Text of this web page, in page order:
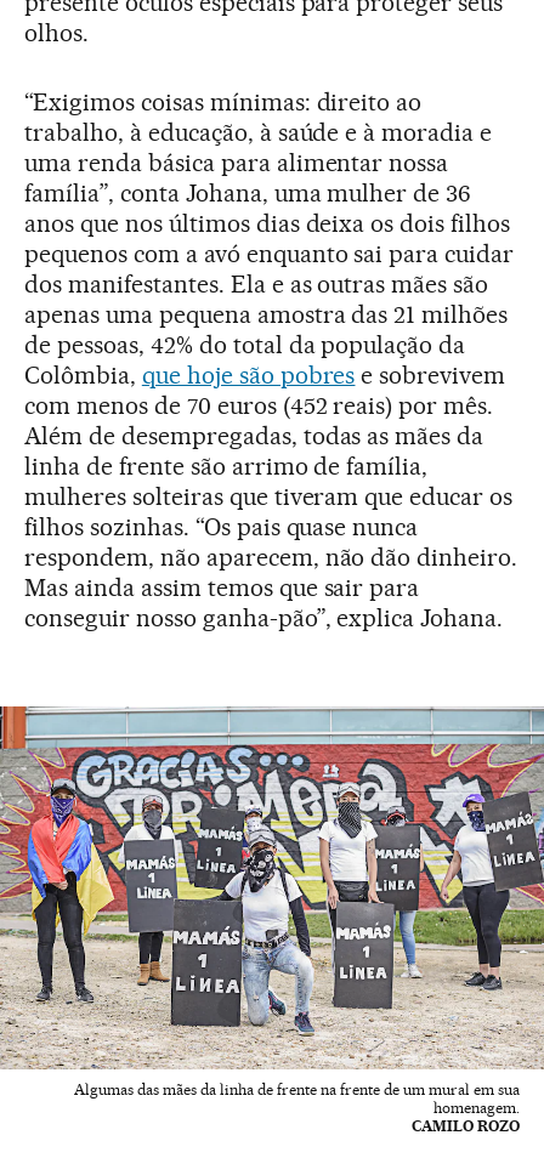
olhos.
“Exigimos coisas mínimas: direito ao
trabalho, à educação, à saúde e à moradia e
uma renda básica para alimentar nossa
família”, conta Johana, uma mulher de 36
anos que nos últimos dias deixa os dois filhos
pequenos com a avó enquanto sai para cuidar
dos manifestantes. Ela e as outras mães são
apenas uma pequena amostra das 21 milhões
de pessoas, 42% do total da população da
Colômbia, que hoje são pobres e sobrevivem
com menos de 70 euros (452 reais) por mês.
Além de desempregadas, todas as mães da
linha de frente são arrimo de família,
mulheres solteiras que tiveram que educar os
filhos sozinhas. “Os pais quase nunca
respondem, não aparecem, não dão dinheiro.
Mas ainda assim temos que sair para
conseguir nosso ganha-pão”, explica Johana.
Algumas das mães da linha de frente na frente de um mural em sua
homenagem.
CAMILO ROZO